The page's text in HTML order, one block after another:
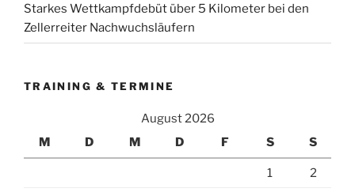
Starkes Wettkampfdebüt über 5 Kilometer bei den
Zellerreiter Nachwuchsläufern
TRAINING & TERMINE
August 2026
M
D M D F S S
1 2